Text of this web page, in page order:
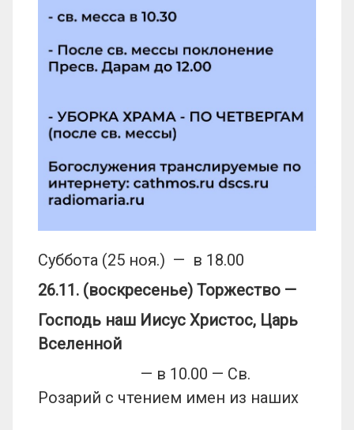
Суббота (25 ноя.) — в 18.00
26.11. (воскресенье) Торжество —
Господь наш Иисус Христос, Царь
Вселенной
— в 10.00 — Св.
Розарий с чтением имен из наших